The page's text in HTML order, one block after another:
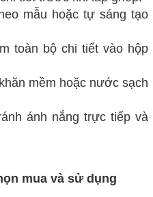
mẫu hoặc tự sáng tạo
toàn bộ chi tiết vào hộp
mềm hoặc nước sạch
ánh nắng trực tiếp và
mua và sử dụng